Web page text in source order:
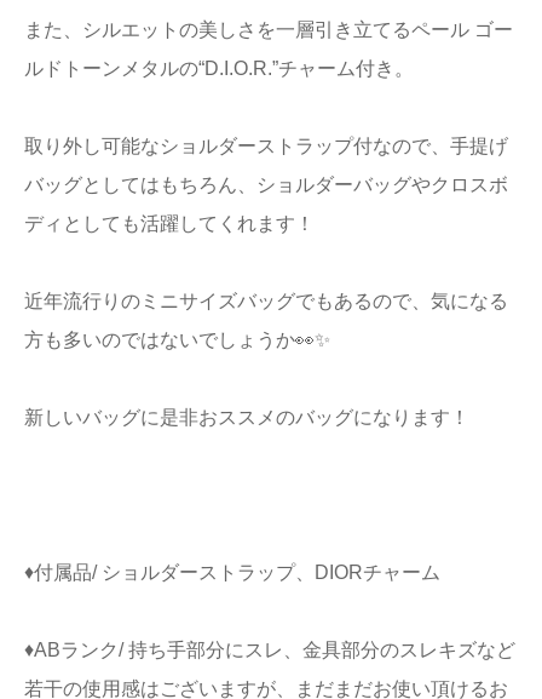
また、シルエットの美しさを一層引き立てるペール ゴー
ルドトーンメタルの“D.I.O.R.”チャーム付き。
取り外し可能なショルダーストラップ付なので、手提げ
バッグとしてはもちろん、ショルダーバッグやクロスボ
ディとしても活躍してくれます！
近年流行りのミニサイズバッグでもあるので、気になる
方も多いのではないでしょうか👀✨
新しいバッグに是非おススメのバッグになります！
♦付属品/ ショルダーストラップ、DIORチャーム
♦ABランク/ 持ち手部分にスレ、金具部分のスレキズなど
若干の使用感はございますが、まだまだお使い頂けるお